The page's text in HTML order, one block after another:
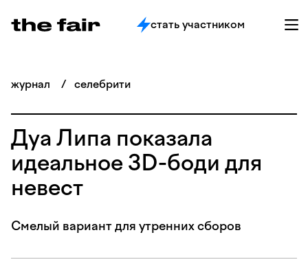
стать участником
журнал / селебрити
Дуа Липа показала
идеальное 3D-боди для
невест
Смелый вариант для утренних сборов